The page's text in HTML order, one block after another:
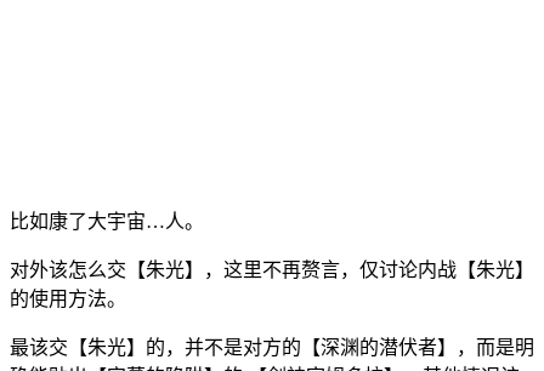
比如康了大宇宙…人。
对外该怎么交【朱光】，这里不再赘言，仅讨论内战【朱光】
的使用方法。
最该交【朱光】的，并不是对方的【深渊的潜伏者】，而是明